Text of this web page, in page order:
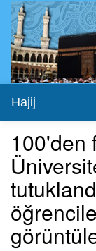
Hajij
100'den